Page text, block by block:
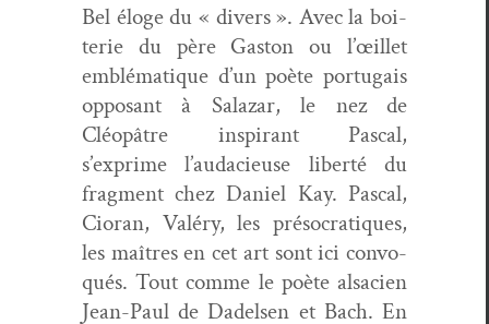
Bel éloge du « divers ». Avec la boi­
terie du père Gas­ton ou l’œillet
emblé­ma­tique d’un poète por­tu­gais
opposant à Salazar, le nez de
Cléopâtre inspi­rant Pas­cal,
s’exprime l’audacieuse lib­erté du
frag­ment chez Daniel Kay. Pas­cal,
Cio­ran, Valéry, les pré­socra­tiques,
les maîtres en cet art sont ici con­vo­
qués. Tout comme le poète alsa­cien
Jean-Paul de Dadelsen et Bach. En